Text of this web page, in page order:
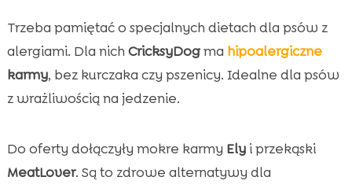
Trzeba pamiętać o specjalnych dietach dla psów z
alergiami. Dla nich CricksyDogma hipoalergiczne
karmy, bez kurczaka czy pszenicy. Idealne dla psów
z wrażliwością na jedzenie.
Do oferty dołączyły mokre karmy Elyi przekąski
MeatLover. Są to zdrowe alternatywy dla